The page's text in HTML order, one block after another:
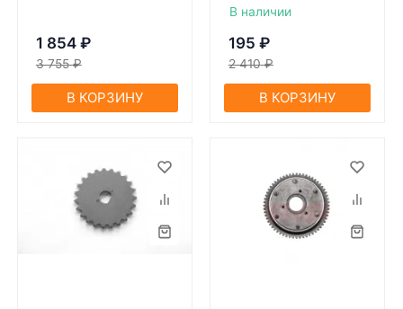
1 854 ₽
3 755 ₽
В КОРЗИНУ
В наличии
195 ₽
2 410 ₽
В КОРЗИНУ